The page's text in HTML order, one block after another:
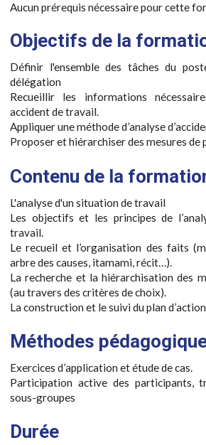
Aucun prérequis nécessaire pour cette
Objectifs de la
Définir l'ensemble des tâches du
délégation
Recueillir les informations
accident de travail.
Appliquer une méthode d’analyse
Proposer et hiérarchiser des mesures de
Contenu de la
L'analyse d'un situation de travail
Les objectifs et les principes de
travail.
Le recueil et l’organisation des faits
arbre des causes, itamami, récit…).
La recherche et la hiérarchisation des
(au travers des critères de choix).
La construction et le suivi du plan
Méthodes
Exercices d’application et étude de cas.
Participation active des participants,
sous-groupes
Durée